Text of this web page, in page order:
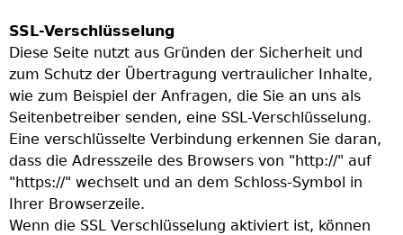
SSL-Verschlüsselung
Diese Seite nutzt aus Gründen der Sicherheit und
zum Schutz der Übertragung vertraulicher Inhalte,
wie zum Beispiel der Anfragen, die Sie an uns als
Seitenbetreiber senden, eine SSL-Verschlüsselung.
Eine verschlüsselte Verbindung erkennen Sie daran,
dass die Adresszeile des Browsers von "http://" auf
"https://" wechselt und an dem Schloss-Symbol in
Ihrer Browserzeile.
Wenn die SSL Verschlüsselung aktiviert ist, können